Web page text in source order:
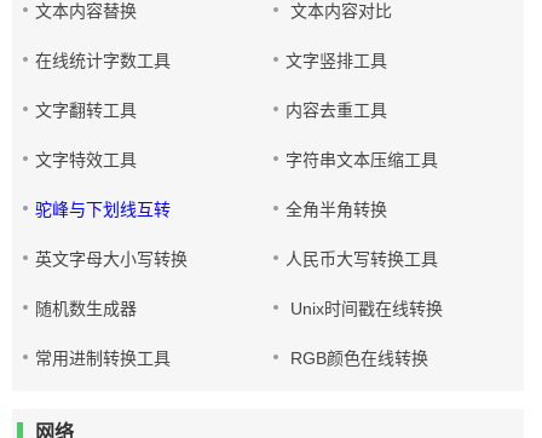
文本内容替换 文本内容对比
在线统计字数工具 文字竖排工具
文字翻转工具 内容去重工具
文字特效工具 字符串文本压缩工具
驼峰与下划线互转 全角半角转换
英文字母大小写转换 人民币大写转换工具
随机数生成器 Unix时间戳在线转换
常用进制转换工具 RGB颜色在线转换
网络